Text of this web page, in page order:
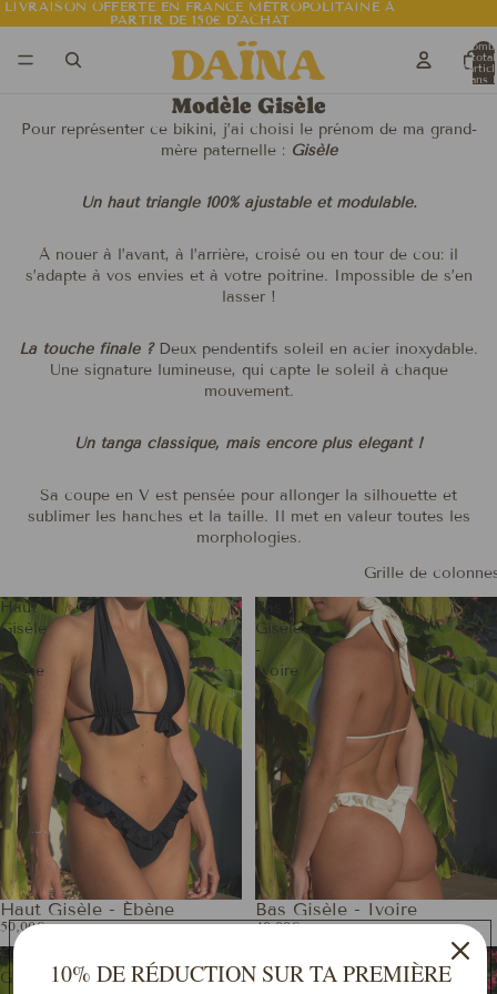
LIVRAISON OFFERTE EN FRANCE MÉTROPOLITAINE À
PARTIR DE 150€ D’ACHAT
LIVRAISON OFFERTE EN FRANCE MÉTROPOLITAINE À
PARTIR DE 150€ D’ACHAT
total
dans
Modèle Gisèle
Pour représenter ce bikini, j’ai choisi le prénom de ma grand-
mère paternelle : Gisèle
Un haut triangle 100% ajustable et modulable.
À nouer à l’avant, à l’arrière, croisé ou en tour de cou: il
s’adapte à vos envies et à votre poitrine. Impossible de s’en
lasser !
La touche finale ?Deux pendentifs soleil en acier inoxydable.
Une signature lumineuse, qui capte le soleil à chaque
mouvement.
Un tanga classique, mais encore plus élégant !
Sa coupe en V est pensée pour allonger la silhouette et
sublimer les hanches et la taille. Il met en valeur toutes les
morphologies.
Grille de
Haut
Gisèle
-
Ébène
Haut Gisèle - Ébène
50,00€
Bas
Gisèle
-
Ivoire
Bas Gisèle - Ivoire
40,00€
Haut
Gisèle
Gisèle
10% DE RÉDUCTION SUR TA PREMIÈRE